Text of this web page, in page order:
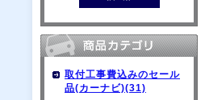
取付工事費込みのセール
品(カーナビ)(31)